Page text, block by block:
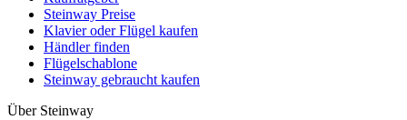
Steinway Preise
Klavier oder Flügel kaufen
Händler finden
Flügelschablone
Steinway gebraucht kaufen
Über Steinway